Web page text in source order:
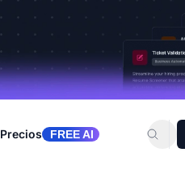
Precios FREE AI